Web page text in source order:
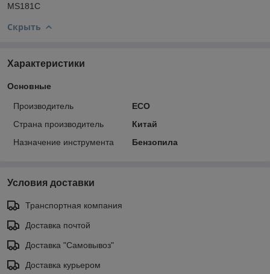
MS181C
Скрыть
Характеристики
Основные
Производитель
ECO
Страна производитель
Китай
Назначение инструмента
Бензопила
Условия доставки
Транспортная компания
Доставка почтой
Доставка "Самовывоз"
Доставка курьером